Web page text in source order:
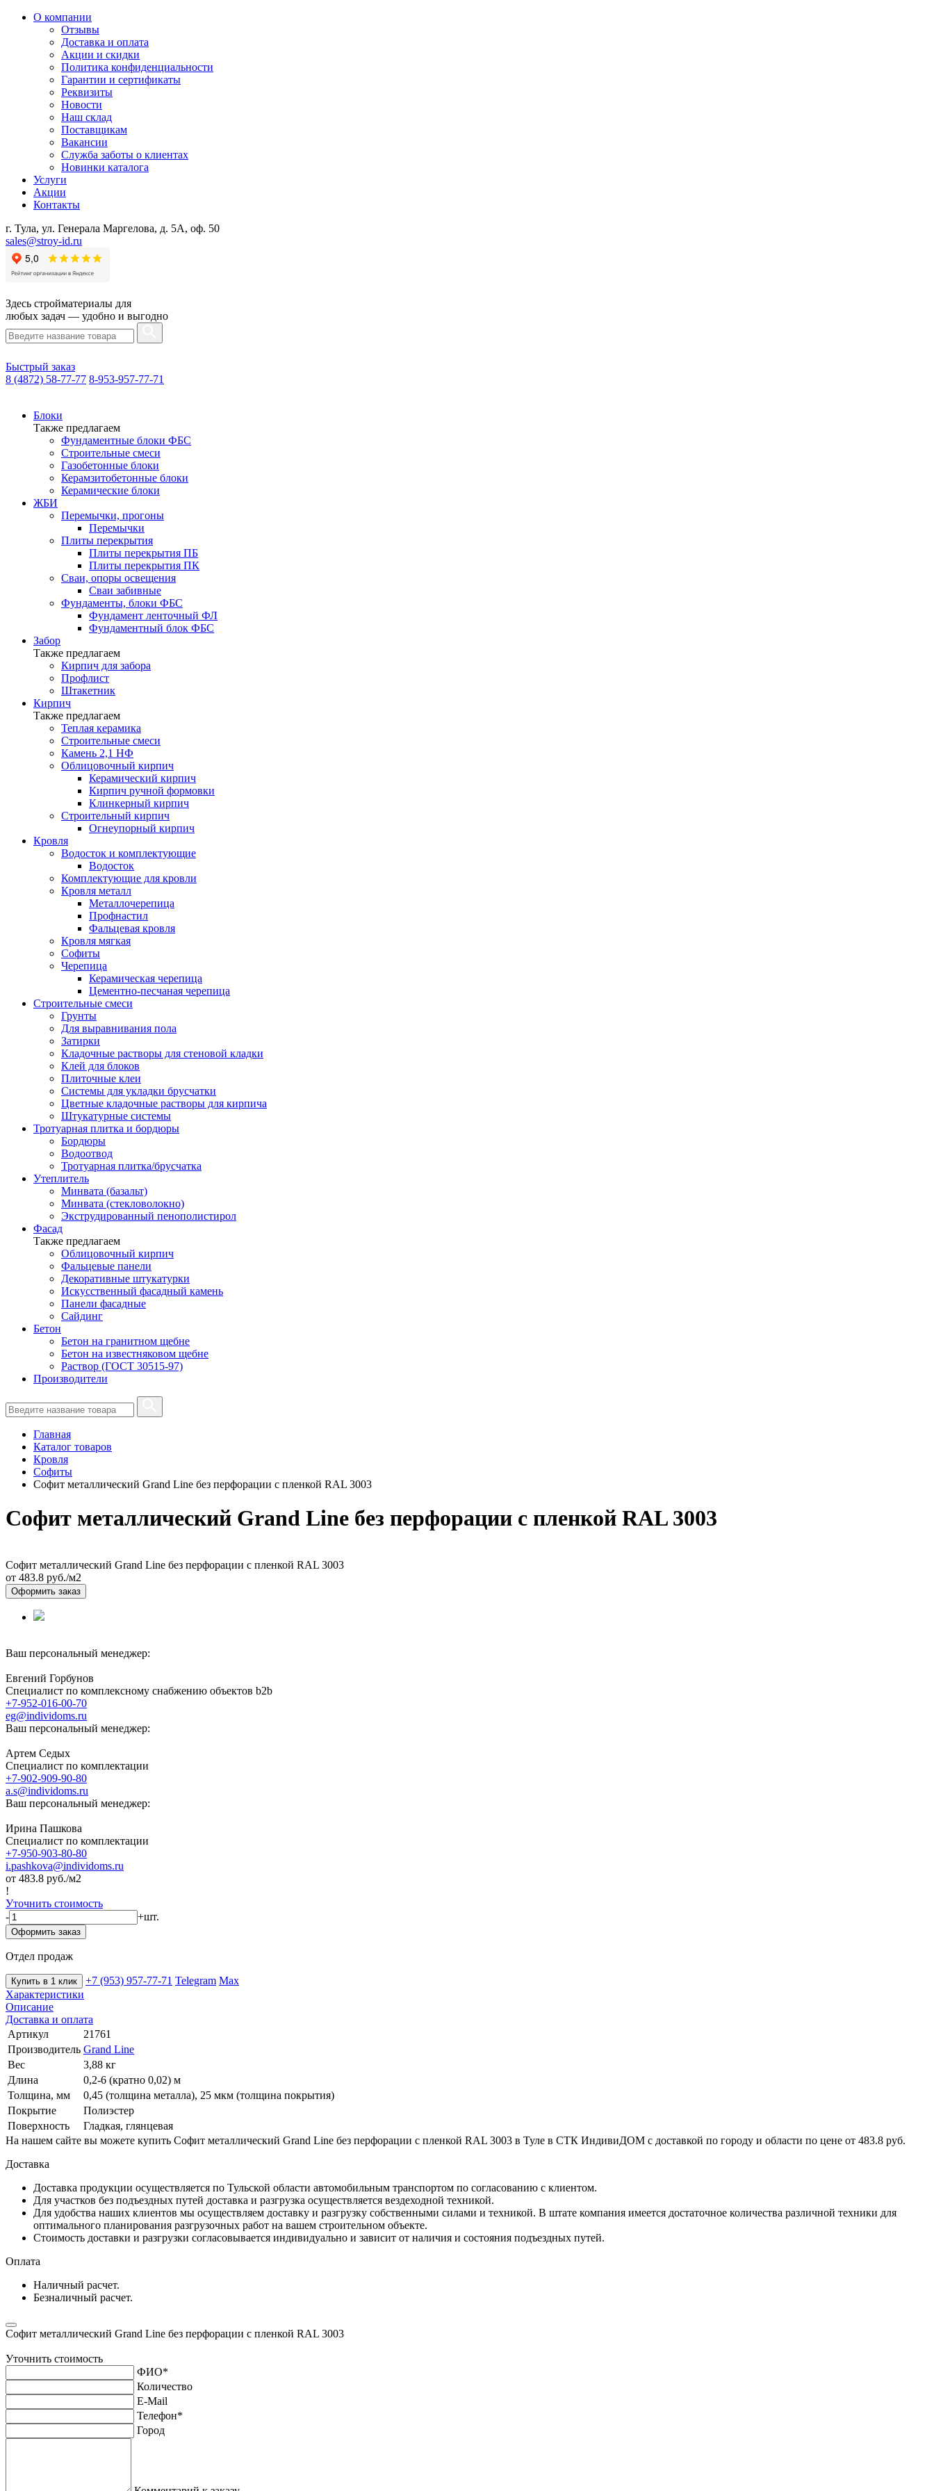
О компании
Отзывы
Доставка и оплата
Акции и скидки
Политика конфиденциальности
Гарантии и сертификаты
Реквизиты
Новости
Наш склад
Поставщикам
Вакансии
Служба заботы о клиентах
Новинки каталога
Услуги
Акции
Контакты
г. Тула, ул. Генерала Маргелова, д. 5А, оф. 50
sales@stroy-id.ru
Здесь стройматериалы для
любых задач — удобно и выгодно
Быстрый заказ
8 (4872) 58-77-77 8-953-957-77-71
Блоки
Также предлагаем
Фундаментные блоки ФБС
Строительные смеси
Газобетонные блоки
Керамзитобетонные блоки
Керамические блоки
ЖБИ
Перемычки, прогоны
Перемычки
Плиты перекрытия
Плиты перекрытия ПБ
Плиты перекрытия ПК
Сваи, опоры освещения
Сваи забивные
Фундаменты, блоки ФБС
Фундамент ленточный ФЛ
Фундаментный блок ФБС
Забор
Также предлагаем
Кирпич для забора
Профлист
Штакетник
Кирпич
Также предлагаем
Теплая керамика
Строительные смеси
Камень 2,1 НФ
Облицовочный кирпич
Керамический кирпич
Кирпич ручной формовки
Клинкерный кирпич
Строительный кирпич
Огнеупорный кирпич
Кровля
Водосток и комплектующие
Водосток
Комплектующие для кровли
Кровля металл
Металлочерепица
Профнастил
Фальцевая кровля
Кровля мягкая
Софиты
Черепица
Керамическая черепица
Цементно-песчаная черепица
Строительные смеси
Грунты
Для выравнивания пола
Затирки
Кладочные растворы для стеновой кладки
Клей для блоков
Плиточные клеи
Системы для укладки брусчатки
Цветные кладочные растворы для кирпича
Штукатурные системы
Тротуарная плитка и бордюры
Бордюры
Водоотвод
Тротуарная плитка/брусчатка
Утеплитель
Минвата (базальт)
Минвата (стекловолокно)
Экструдированный пенополистирол
Фасад
Также предлагаем
Облицовочный кирпич
Фальцевые панели
Декоративные штукатурки
Искусственный фасадный камень
Панели фасадные
Сайдинг
Бетон
Бетон на гранитном щебне
Бетон на известняковом щебне
Раствор (ГОСТ 30515-97)
Производители
Главная
Каталог товаров
Кровля
Софиты
Софит металлический Grand Line без перфорации с пленкой RAL 3003
Софит металлический Grand Line без перфорации с пленкой RAL 3003
Софит металлический Grand Line без перфорации с пленкой RAL 3003
от 483.8 руб./м2
Оформить заказ
Ваш персональный менеджер:
Евгений Горбунов
Специалист по комплексному снабжению объектов b2b
+7-952-016-00-70
eg@individoms.ru
Ваш персональный менеджер:
Артем Седых
Специалист по комплектации
+7-902-909-90-80
a.s@individoms.ru
Ваш персональный менеджер:
Ирина Пашкова
Специалист по комплектации
+7-950-903-80-80
i.pashkova@individoms.ru
от 483.8 руб./м2
!
Уточнить стоимость
-
+шт.
Оформить заказ
Отдел продаж
Купить в 1 клик +7 (953) 957-77-71 Telegram Max
Характеристики
Описание
Доставка и оплата
Артикул
21761
Производитель Grand Line
Вес
3,88 кг
Длина
0,2-6 (кратно 0,02) м
Толщина, мм
0,45 (толщина металла), 25 мкм (толщина покрытия)
Покрытие
Полиэстер
Поверхность
Гладкая, глянцевая
На нашем сайте вы можете купить Софит металлический Grand Line без перфорации с пленкой RAL 3003 в Туле в СТК ИндивиДОМ с доставкой по городу и области по цене от 483.8 руб.
Доставка
Доставка продукции осуществляется по Тульской области автомобильным транспортом по согласованию с клиентом.
Для участков без подъездных путей доставка и разгрузка осуществляется вездеходной техникой.
Для удобства наших клиентов мы осуществляем доставку и разгрузку собственными силами и техникой. В штате компания имеется достаточное количества различной техники для
оптимального планирования разгрузочных работ на вашем строительном объекте.
Стоимость доставки и разгрузки согласовывается индивидуально и зависит от наличия и состояния подъездных путей.
Оплата
Наличный расчет.
Безналичный расчет.
Софит металлический Grand Line без перфорации с пленкой RAL 3003
Уточнить стоимость
ФИО*
Количество
E-Mail
Телефон*
Город